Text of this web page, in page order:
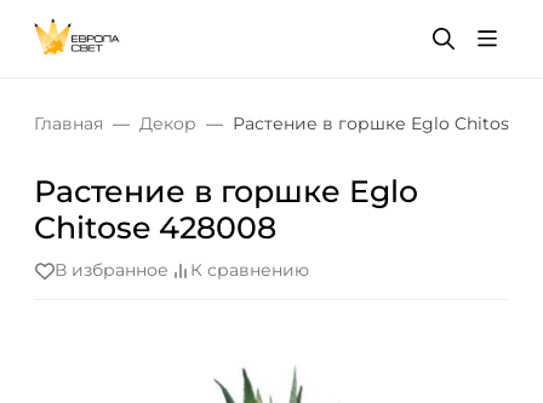
Главная Декор Растение в горшке Eglo Chitose
Растение в горшке Eglo
Chitose 428008
В избранное К сравнению